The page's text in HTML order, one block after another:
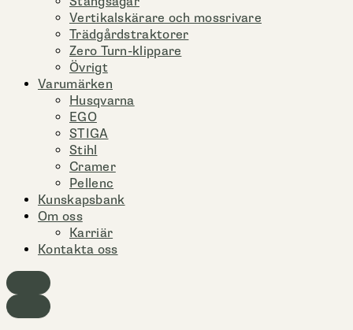
Vertikalskärare och mossrivare
Trädgårdstraktorer
Zero Turn-klippare
Övrigt
Varumärken
Husqvarna
EGO
STIGA
Stihl
Cramer
Pellenc
Kunskapsbank
Om oss
Karriär
Kontakta oss